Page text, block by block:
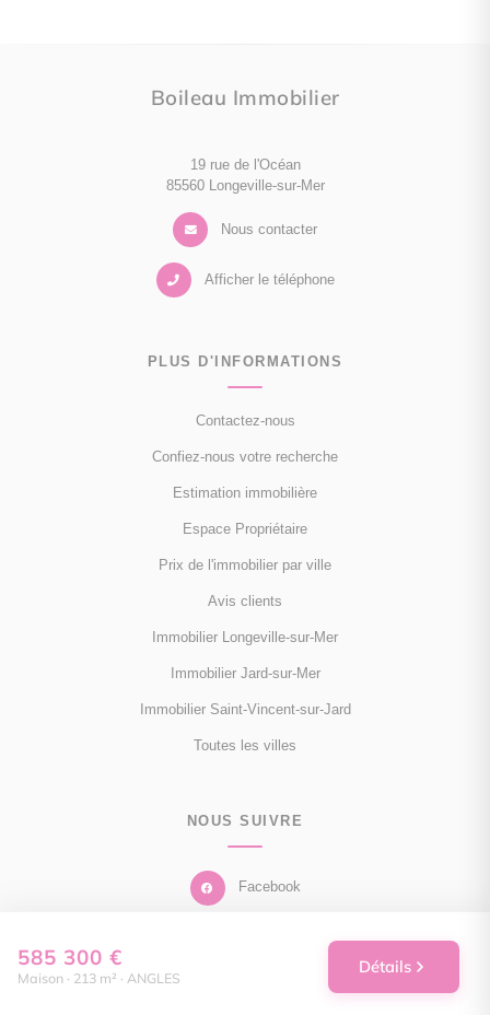
585 300 €
Maison · 213 m² · ANGLES
Détails
Boileau Immobilier
19 rue de l'Océan
85560 Longeville-sur-Mer
Nous contacter
Afficher le téléphone
PLUS D'INFORMATIONS
Contactez-nous
Confiez-nous votre recherche
Estimation immobilière
Espace Propriétaire
Prix de l'immobilier par ville
Avis clients
Immobilier Longeville-sur-Mer
Immobilier Jard-sur-Mer
Immobilier Saint-Vincent-sur-Jard
Toutes les villes
NOUS SUIVRE
Facebook